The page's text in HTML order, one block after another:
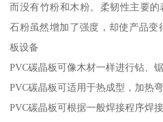
而没有竹粉和木粉。柔韧性主要的
石粉虽然增加了强度，却使产品变
板设备
PVC碳晶板可像木材一样进行钻、
PVC碳晶板可适用于热成型，加热
PVC碳晶板可根据一般焊接程序焊